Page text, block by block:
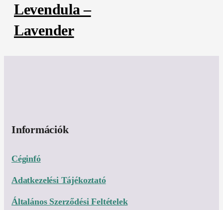
Levendula –
Lavender
Információk
Céginfó
Adatkezelési Tájékoztató
Általános Szerződési Feltételek